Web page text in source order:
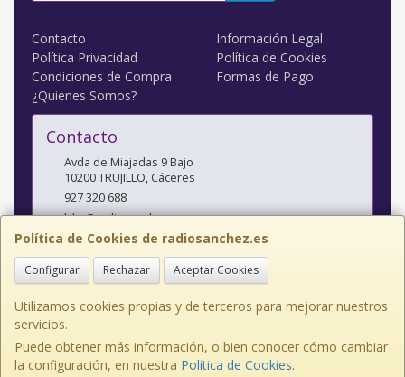
Política de Cookies de radiosanchez.es
Configurar Rechazar Aceptar Cookies
Utilizamos cookies propias y de terceros para mejorar nuestros
servicios.
Puede obtener más información, o bien conocer cómo cambiar
la configuración, en nuestra Política de Cookies.
Contacto
Información Legal
Política Privacidad
Política de Cookies
Condiciones de Compra
Formas de Pago
¿Quienes Somos?
Contacto
Avda de Miajadas 9 Bajo
10200TRUJILLO, Cáceres
927 320 688
kiko@radiosanchez.com
Horario
Mañanas: 9,30 - 2 Tardes: 5 - 8,30
, , , , España. - C.I.F.: E10141638 - Tfno: